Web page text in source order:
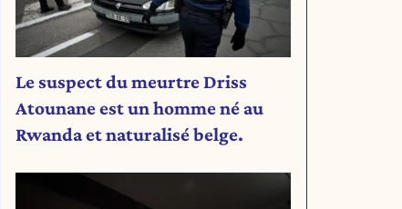
Le suspect du meurtre Driss
Atounane est un homme né au
Rwanda et naturalisé belge.